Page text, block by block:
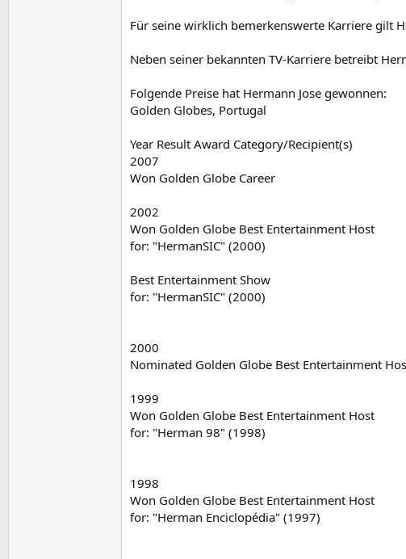
Für seine wirklich bemerkenswerte Karriere gilt
Neben seiner bekannten TV-Karriere betreibt
Folgende Preise hat Hermann Jose gewonnen:
Golden Globes, Portugal
Year Result Award Category/Recipient(s)
2007
Won Golden Globe Career
2002
Won Golden Globe Best Entertainment Host
for: "HermanSIC" (2000)
Best Entertainment Show
for: "HermanSIC" (2000)
2000
Nominated Golden Globe Best Entertainment
1999
Won Golden Globe Best Entertainment Host
for: "Herman 98" (1998)
1998
Won Golden Globe Best Entertainment Host
for: "Herman Enciclopédia" (1997)